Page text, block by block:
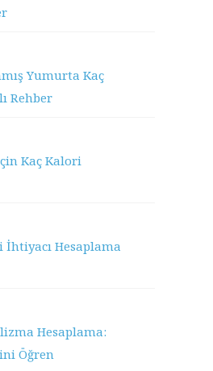
Yumurta Kaç
Rehber
Kaç Kalori
Hesaplama
Hesaplama:
Öğren